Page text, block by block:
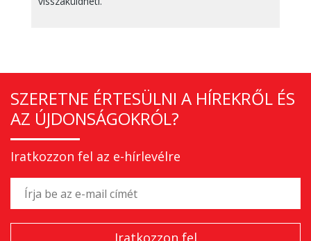
SZERETNE ÉRTESÜLNI A HÍREKRŐL ÉS
AZ ÚJDONSÁGOKRÓL?
Iratkozzon fel az e-hírlevélre